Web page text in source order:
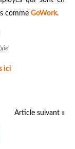
comme GoWork.
ici
Article suivant »